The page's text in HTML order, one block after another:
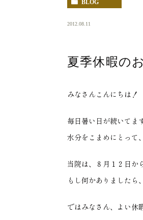
BLOG
2012.08.11
夏季休暇の
みなさんこんにちは！
毎日暑い日が続いてま
水分をこまめにとって
当院は、８月１２日か
もし何かありましたら
ではみなさん、よい休